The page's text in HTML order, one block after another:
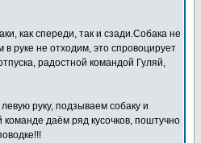
как спереди, так и сзади.Собака не
руке не отходим, это спровоцирует
радостной командой Гуляй,
руку, подзываем собаку и
даём ряд кусочков, поштучно